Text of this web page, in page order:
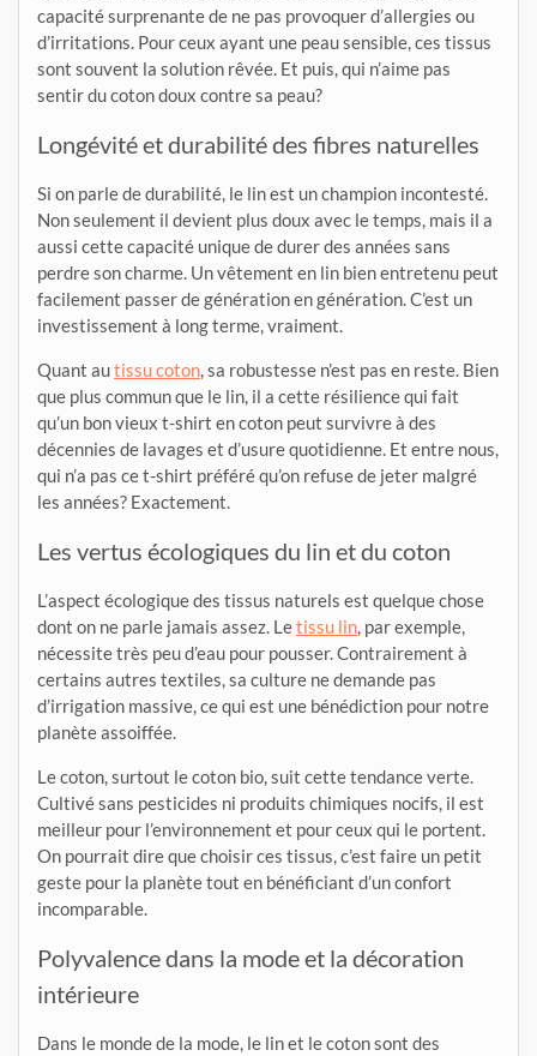
capacité surprenante de ne pas provoquer d’allergies ou
d’irritations. Pour ceux ayant une peau sensible, ces tissus
sont souvent la solution rêvée. Et puis, qui n’aime pas
sentir du coton doux contre sa peau?
Longévité et durabilité des fibres naturelles
Si on parle de durabilité, le lin est un champion incontesté.
Non seulement il devient plus doux avec le temps, mais il a
aussi cette capacité unique de durer des années sans
perdre son charme. Un vêtement en lin bien entretenu peut
facilement passer de génération en génération. C’est un
investissement à long terme, vraiment.
Quant autissu coton, sa robustesse n’est pas en reste. Bien
que plus commun que le lin, il a cette résilience qui fait
qu’un bon vieux t-shirt en coton peut survivre à des
décennies de lavages et d’usure quotidienne. Et entre nous,
qui n’a pas ce t-shirt préféré qu’on refuse de jeter malgré
les années? Exactement.
Les vertus écologiques du lin et du coton
L’aspect écologique des tissus naturels est quelque chose
dont on ne parle jamais assez. Letissu lin, par exemple,
nécessite très peu d’eau pour pousser. Contrairement à
certains autres textiles, sa culture ne demande pas
d’irrigation massive, ce qui est une bénédiction pour notre
planète assoiffée.
Le coton, surtout le coton bio, suit cette tendance verte.
Cultivé sans pesticides ni produits chimiques nocifs, il est
meilleur pour l’environnement et pour ceux qui le portent.
On pourrait dire que choisir ces tissus, c’est faire un petit
geste pour la planète tout en bénéficiant d’un confort
incomparable.
Polyvalence dans la mode et la décoration
intérieure
Dans le monde de la mode, le lin et le coton sont des